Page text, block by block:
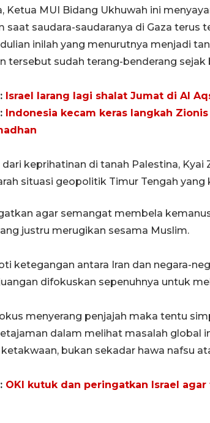
Ketua MUI Bidang Ukhuwah ini
saat saudara-saudaranya di Gaza terus
inilah yang menurutnya menjadi
tersebut sudah terang-benderang sejak
Israel larang lagi shalat Jumat di Al
Indonesia kecam keras langkah
dari keprihatinan di tanah Palestina,
situasi geopolitik Timur Tengah yang
agar semangat membela
justru merugikan sesama Muslim.
ketegangan antara Iran dan negara-
difokuskan sepenuhnya untuk
menyerang penjajah maka tentu
dalam melihat masalah global
bukan sekadar hawa nafsu
OKI kutuk dan peringatkan Israel